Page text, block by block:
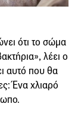
ότι το σώμα
λέει ο
αυτό που θα
Ένα χλιαρό